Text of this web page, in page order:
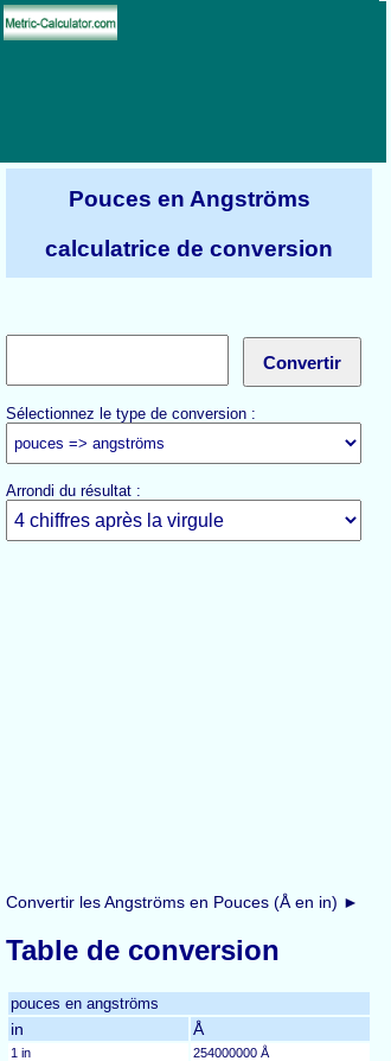
Pouces en Angströms
calculatrice de conversion
Sélectionnez le type de conversion :
Arrondi du résultat :
Convertir les Angströms en Pouces (Å en in) ►
Table de conversion
pouces en angströms
in Å
1 in
254000000 Å